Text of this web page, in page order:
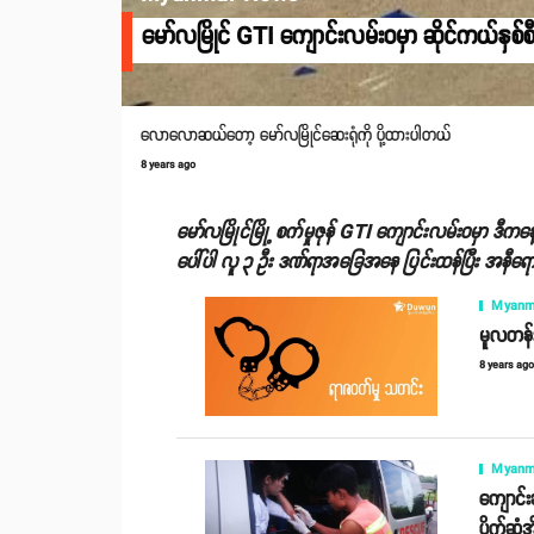
မော်လမြိုင် GTI ကျောင်းလမ်းဝမှာ ဆိုင်ကယ်နှစ်
လောလောဆယ်တော့ မော်လမြိုင်ဆေးရုံကို ပို့ထားပါတယ်
8 years ago
မော်လမြိုင်မြို့ စက်မှုဇုန် GTI ကျောင်းလမ်းဝမှာ
ပေါ်ပါ လူ ၃ ဦး ဒဏ်ရာအခြေအနေ ပြင်းထန်ပြီး
မူလတန်
8 years ago
ကျော